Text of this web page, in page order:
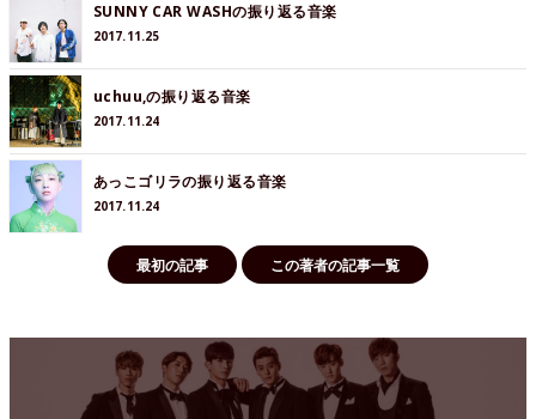
SUNNY CAR WASHの振り返る音楽
2017.11.25
uchuu,の振り返る音楽
2017.11.24
あっこゴリラの振り返る音楽
2017.11.24
最初の記事 この著者の記事一覧